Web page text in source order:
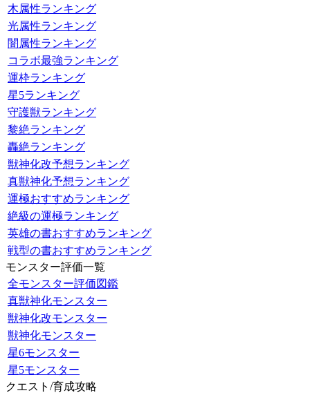
木属性ランキング
光属性ランキング
闇属性ランキング
コラボ最強ランキング
運枠ランキング
星5ランキング
守護獣ランキング
黎絶ランキング
轟絶ランキング
獣神化改予想ランキング
真獣神化予想ランキング
運極おすすめランキング
絶級の運極ランキング
英雄の書おすすめランキング
戦型の書おすすめランキング
モンスター評価一覧
全モンスター評価図鑑
真獣神化モンスター
獣神化改モンスター
獣神化モンスター
星6モンスター
星5モンスター
クエスト/育成攻略